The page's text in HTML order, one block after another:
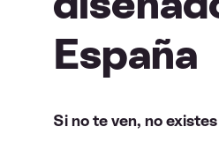
España
Si no te ven, no existes